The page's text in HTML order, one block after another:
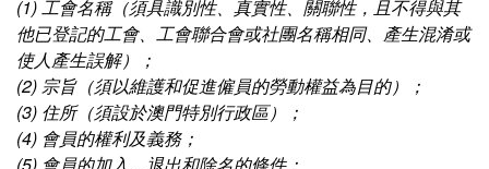
(1) 工會名稱（須具識別性、真實性、關聯性，且不得與其
他已登記的工會、工會聯合會或社團名稱相同、產生混淆或
使人產生誤解）；
(2) 宗旨（須以維護和促進僱員的勞動權益為目的）；
(3) 住所（須設於澳門特別行政區）；
(4) 會員的權利及義務；